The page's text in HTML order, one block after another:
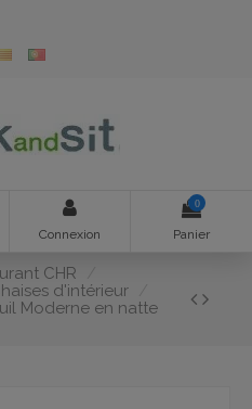
Connexion
0
Panier
CHR
d'intérieur
Moderne en natte